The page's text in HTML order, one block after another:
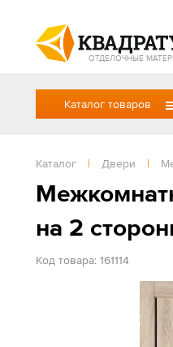
ОТДЕЛОЧНЫЕ
Каталог товаров
Каталог | Двери |
на 2
Код товара: 161114